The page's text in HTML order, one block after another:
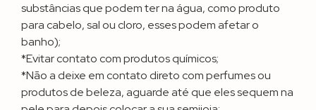
substâncias que podem ter na água, como produto
para cabelo, sal ou cloro, esses podem afetar o
banho);
*Evitar contato com produtos químicos;
*Não a deixe em contato direto com perfumes ou
produtos de beleza, aguarde até que eles sequem na